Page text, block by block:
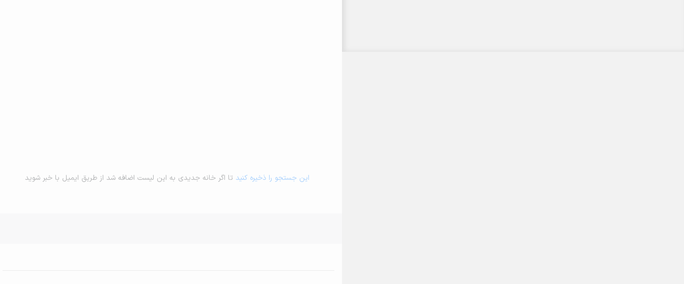
این جستجو را ذخیره کنید تا اگر خانه جدیدی به این لیست اضافه شد از طریق ایمیل با خبر شوید